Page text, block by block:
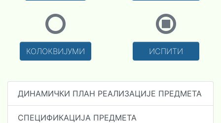
КОЛОКВИЈУМИ ИСПИТИ
ДИНАМИЧКИ ПЛАН РЕАЛИЗАЦИЈЕ ПРЕДМЕТА
СПЕЦИФИКАЦИЈА ПРЕДМЕТА